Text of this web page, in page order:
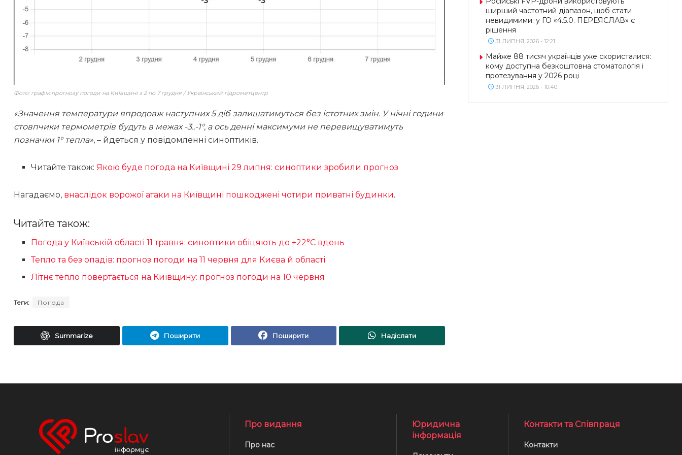
Фото: графік прогнозу погоди на Київщині з 2 по 7 грудня / Український гідрометцентр
«Значення температури впродовж наступних 5 діб залишатимуться без істотних змін. У нічні години
стовпчики термометрів будуть в межах -3..-1°, а ось денні максимуми не перевищуватимуть
позначки 1° тепла», – йдеться у повідомленні синоптиків.
Читайте також:Якою буде погода на Київщині 29 липня: синоптики зробили прогноз
Нагадаємо, внаслідок ворожої атаки на Київщині пошкоджені чотири приватні будинки.
Читайте також:
Погода у Київській області 11 травня: синоптики обіцяють до +22°С вдень
Тепло та без опадів: прогноз погоди на 11 червня для Києва й області
Літнє тепло повертається на Київщину: прогноз погоди на 10 червня
Теги: Погода
Summarize Поширити Поширити Надіслати
ширший частотний діапазон, щоб стати
невидимими: у ГО «4.5.0. ПЕРЕЯСЛАВ» є
рішення
31 ЛИПНЯ, 2026 - 12:21
Майже 88 тисяч українців уже скористалися:
кому доступна безкоштовна стоматологія і
протезування у 2026 році
31 ЛИПНЯ, 2026 - 10:40
Про видання
Про нас
Юридична
інформація
Контакти та Співпраця
Контакти